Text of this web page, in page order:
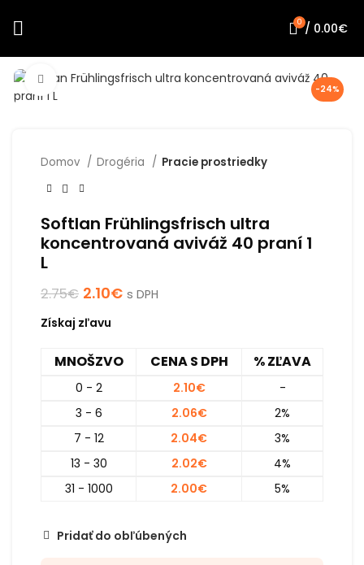
0 / 0.00€
-24%
Click to enlarge
Domov Drogéria Pracie prostriedky
Softlan Frühlingsfrisch ultra
koncentrovaná aviváž 40 praní 1
L
2.75€ 2.10€ s DPH
Získaj zľavu
MNOŠZVO CENA S DPH % ZĽAVA
0 - 2 2.10€
-
3 - 6
2.06€
2%
7 - 12
2.04€
3%
13 - 30
2.02€
4%
31 - 1000
2.00€ 5%
Pridať do obľúbených